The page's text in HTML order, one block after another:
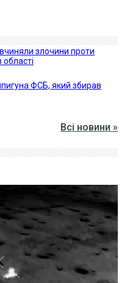
злочини проти
ФСБ, який збирав
Всі новини »